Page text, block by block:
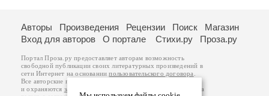
Авторы Произведения Рецензии Поиск
Магазин
Вход для авторов
О портале Стихи.ру Проза.ру
Портал Проза.ру предоставляет авторам возможность
свободной публикации своих литературных произведений в
сети Интернет на основаниипользовательского договора
Все авторские права на произведения принадлежат авторам
и охраняются законом
. Перепечатка произведений возможна